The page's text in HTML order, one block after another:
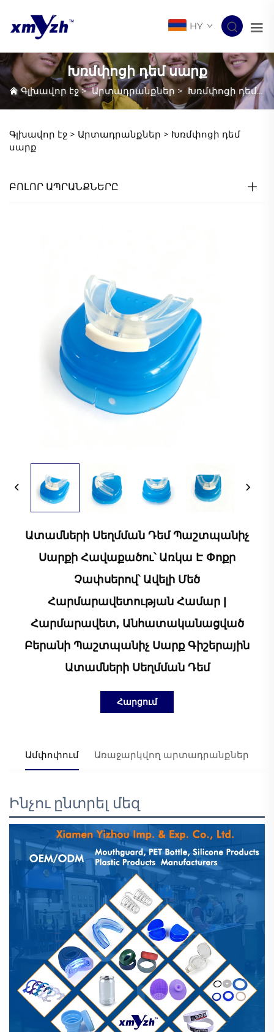
HY
Խռմփոցի դեմ սարք
Գլխավոր էջ>Արտադրանքներ > Խռմփոցի դեմ սարք
Գլխավոր էջ > Արտադրանքներ > Խռմփոցի դեմ
սարք
ԲՈԼՈՐ ԱՊՐԱՆՔՆԵՐԸ
Ատամների Սեղմման Դեմ Պաշտպանիչ
Սարքի Հավաքածու՝ Առկա Է Փոքր
Չափսերով՝ Ավելի Մեծ
Հարմարավետության Համար |
Հարմարավետ, Անհատականացված
Բերանի Պաշտպանիչ Սարք Գիշերային
Ատամների Սեղմման Դեմ
Հարցում
Ամփոփում Առաջարկվող արտադրանքներ
Ինչու ընտրել մեզ